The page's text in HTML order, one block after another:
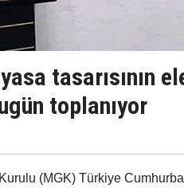
tasarısının
toplanıyor
(MGK) Türkiye